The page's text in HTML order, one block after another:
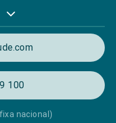
100
nacional)